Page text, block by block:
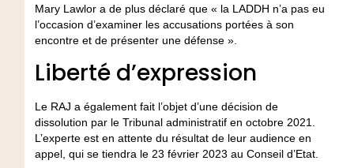
Mary Lawlor a de plus déclaré que « la LADDH n’a pas eu
l’occasion d’examiner les accusations portées à son
encontre et de présenter une défense ».
Liberté d’expression
Le RAJ a également fait l’objet d’une décision de
dissolution par le Tribunal administratif en octobre 2021.
L’experte est en attente du résultat de leur audience en
appel, qui se tiendra le 23 février 2023 au Conseil d’Etat.